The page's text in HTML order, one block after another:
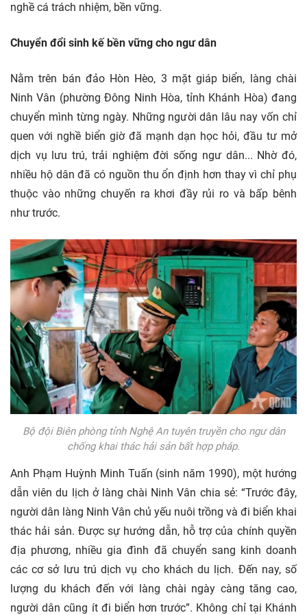
nghề cá trách nhiệm, bền vững.
Chuyển đổi sinh kế bền vững cho ngư dân
Nằm trên bán đảo Hòn Hèo, 3 mặt giáp biển, làng chài
Ninh Vân (phường Đông Ninh Hòa, tỉnh Khánh Hòa) đang
chuyển mình từng ngày. Những người dân lâu nay vốn chỉ
quen với nghề biển giờ đã mạnh dạn học hỏi, đầu tư mở
dịch vụ lưu trú, trải nghiệm đời sống ngư dân... Nhờ đó,
nhiều hộ dân đã có nguồn thu ổn định hơn thay vì chỉ phụ
thuộc vào những chuyến ra khơi đầy rủi ro và bấp bênh
như trước.
Bộ đội Biên phòng tỉnh Nghệ An tuyên truyền cho ngư dân
chống khai thác hải sản bất hợp pháp.
Anh Phạm Huỳnh Minh Tuấn (sinh năm 1990), một hướng
dẫn viên du lịch ở làng chài Ninh Vân chia sẻ: “Trước đây,
người dân làng Ninh Vân chủ yếu nuôi trồng và đi biển khai
thác hải sản. Được sự hướng dẫn, hỗ trợ của chính quyền
địa phương, nhiều gia đình đã chuyển sang kinh doanh
các cơ sở lưu trú dịch vụ cho khách du lịch. Đến nay, số
lượng du khách đến với làng chài ngày càng tăng cao,
người dân cũng ít đi biển hơn trước”. Không chỉ tại Khánh